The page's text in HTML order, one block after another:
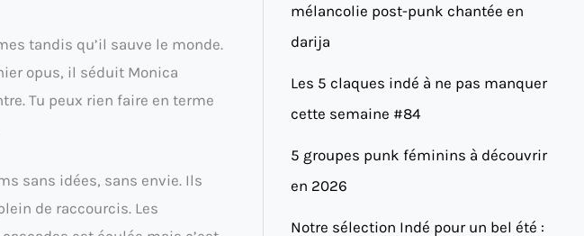
tandis qu’il sauve le monde.
opus, il séduit Monica
Tu peux rien faire en terme
sans idées, sans envie. Ils
de raccourcis. Les
mélancolie post-punk chantée en
darija
Les 5 claques indé à ne pas manquer
cette semaine #84
5 groupes punk féminins à découvrir
en 2026
Notre sélection Indé pour un bel été :